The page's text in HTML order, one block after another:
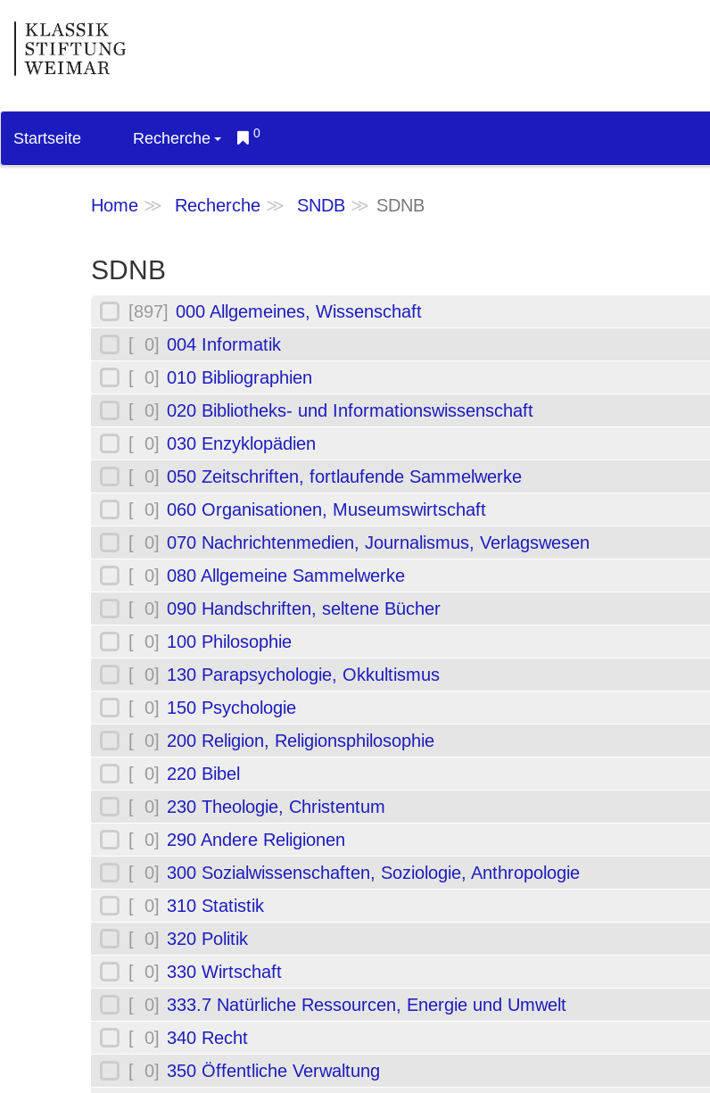
Startseite Recherche 0
Home Recherche SNDB SDNB
SDNB
[897] 000 Allgemeines, Wissenschaft
[ 0] 004 Informatik
[ 0] 010 Bibliographien
[ 0] 020 Bibliotheks- und Informationswissenschaft
[ 0] 030 Enzyklopädien
[ 0] 050 Zeitschriften, fortlaufende Sammelwerke
[ 0] 060 Organisationen, Museumswirtschaft
[ 0] 070 Nachrichtenmedien, Journalismus, Verlagswesen
[ 0] 080 Allgemeine Sammelwerke
[ 0] 090 Handschriften, seltene Bücher
[ 0] 100 Philosophie
[ 0] 130 Parapsychologie, Okkultismus
[ 0] 150 Psychologie
[ 0] 200 Religion, Religionsphilosophie
[ 0] 220 Bibel
[ 0] 230 Theologie, Christentum
[ 0] 290 Andere Religionen
[ 0] 300 Sozialwissenschaften, Soziologie, Anthropologie
[ 0] 310 Statistik
[ 0] 320 Politik
[ 0] 330 Wirtschaft
[ 0] 333.7 Natürliche Ressourcen, Energie und Umwelt
[ 0] 340 Recht
[ 0] 350 Öffentliche Verwaltung